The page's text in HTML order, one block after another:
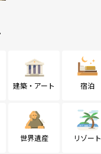
建築・アート 宿泊
世界遺産 リゾート